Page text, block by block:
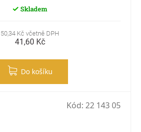
Skladem
50,34 Kč včetně DPH
41,60 Kč
Do košíku
Kód: 22 143 05